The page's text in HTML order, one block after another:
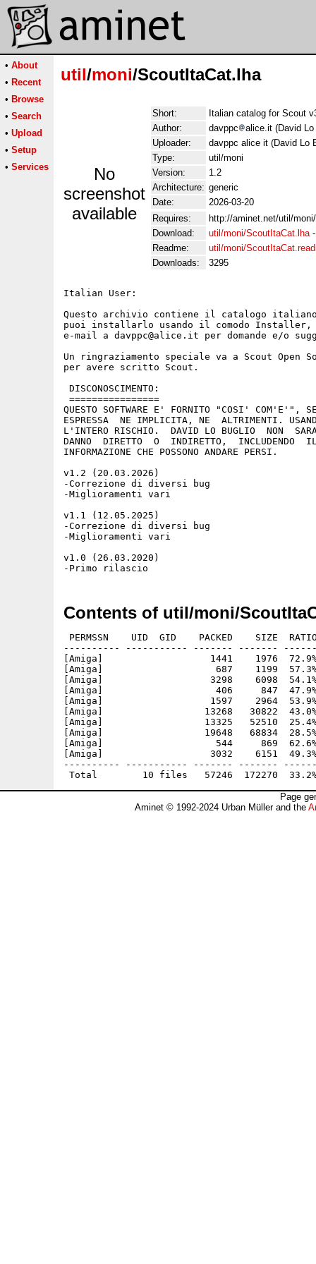
• About
• Recent
• Browse
• Search
• Upload
• Setup
• Services
util/moni/ScoutItaCat.lha
No
screenshot
available
Short:
Italian catalog for Scout
Author:
davppc
alice.it (David Lo
Uploader:
davppc alice it (David Lo
Type:
util/moni
Version:
1.2
Architecture: generic
Date:
2026-03-20
Requires:
http://aminet.net/util/
Download:
util/moni/ScoutItaCat.lha
Readme:
util/moni/
Downloads:
3295
Italian User:
Questo archivio contiene il catalogo italiano
puoi installarlo usando il comodo Installer,
e-mail a davppc@alice.it per domande e/o
Un ringraziamento speciale va a Scout Open
per avere scritto Scout.
DISCONOSCIMENTO:
================
QUESTO SOFTWARE E' FORNITO "COSI' COM'E'",
ESPRESSA  NE IMPLICITA, NE  ALTRIMENTI.
L'INTERO RISCHIO.  DAVID LO BUGLIO  NON
DANNO  DIRETTO  O  INDIRETTO,  INCLUDENDO
INFORMAZIONE CHE POSSONO ANDARE PERSI.
v1.2 (20.03.2026)
-Correzione di diversi bug
-Miglioramenti vari
v1.1 (12.05.2025)
-Correzione di diversi bug
-Miglioramenti vari
v1.0 (26.03.2020)
Contents of util/moni/
PERMSSN    UID  GID    PACKED    SIZE
---------- ----------- ------- -------
[Amiga]                   1441    1976  72.9%
[Amiga]                    687    1199  57.3% -
[Amiga]                   3298    6098  54.1%
[Amiga]                    406     847  47.9% -
[Amiga]                   1597    2964  53.9%
[Amiga]                  13268   30822  43.0%
[Amiga]                  13325   52510  25.4%
[Amiga]                  19648   68834  28.5%
[Amiga]                    544     869  62.6% -
[Amiga]                   3032    6151  49.3% -
---------- ----------- ------- -------
Page
Aminet © 1992-2024 Urban Müller and the